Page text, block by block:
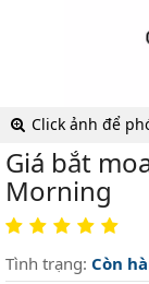
Click ảnh để
Giá bắt
Morning
Tình trạng: Còn